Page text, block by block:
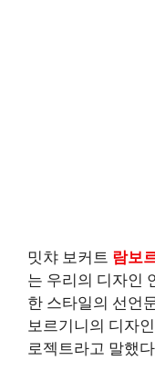
밋챠 보커트 람보
는 우리의 디자인
한 스타일의 선언
보르기니의 디자
로젝트라고 말했